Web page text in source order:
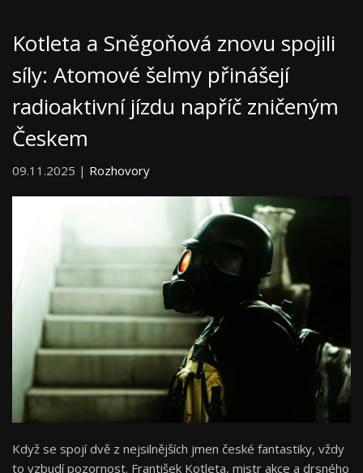
Kotleta a Sněgoňová znovu spojili
síly: Atomové šelmy přinášejí
radioaktivní jízdu napříč zničeným
Českem
09.11.2025 | Rozhovory
Když se spojí dvě z nejsilnějších jmen české fantastiky, vždy
to vzbudí pozornost. František Kotleta, mistr akce a drsného